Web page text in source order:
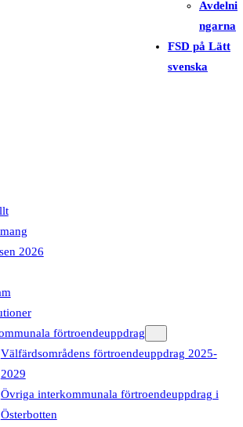
Avdelni
ngarna
FSD på Lätt
svenska
2026
förtroendeuppdrag
Välfärdsområdens förtroendeuppdrag 2025-
2029
Övriga interkommunala förtroendeuppdrag i
Österbotten